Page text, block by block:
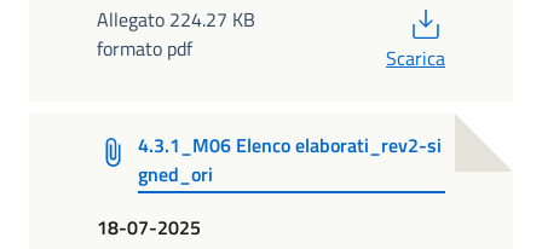
Allegato 224.27 KB
formato pdf
Scarica
4.3.1_M06 Elenco elaborati_rev2-si
gned_ori
18-07-2025